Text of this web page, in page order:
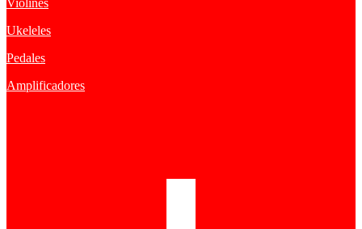
Violines
Ukeleles
Pedales
Amplificadores